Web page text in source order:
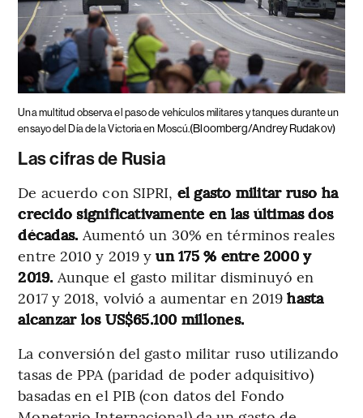
Una multitud observa el paso de vehículos militares y tanques durante un
ensayo del Día de la Victoria en Moscú.(Bloomberg/Andrey Rudakov)
Las cifras de Rusia
De acuerdo con SIPRI, el gasto militar ruso ha
crecido significativamente en las últimas dos
décadas. Aumentó un 30% en términos reales
entre 2010 y 2019 yun 175 % entre 2000 y
2019. Aunque el gasto militar disminuyó en
2017 y 2018, volvió a aumentar en 2019hasta
alcanzar los US$65.100 millones.
La conversión del gasto militar ruso utilizando
tasas de PPA (paridad de poder adquisitivo)
basadas en el PIB (con datos del Fondo